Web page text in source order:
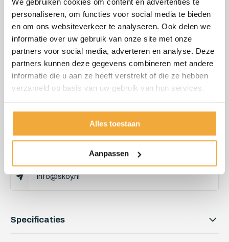
personaliseren, om functies voor social media te bieden
en om ons websiteverkeer te analyseren. Ook delen we
informatie over uw gebruik van onze site met onze
partners voor social media, adverteren en analyse. Deze
partners kunnen deze gegevens combineren met andere
informatie die u aan ze heeft verstrekt of die ze hebben
verzameld op basis van uw gebruik van hun services.
Alles toestaan
Aanpassen
te breiden dmv bandjes, 2de vochtscherm en reflectiefolie
Wilt u een afwijkende cover of een maat groter als 300 cm neem
dan contact met ons op.
Kunnen we je helpen?
info@skoy.nl
Specificaties